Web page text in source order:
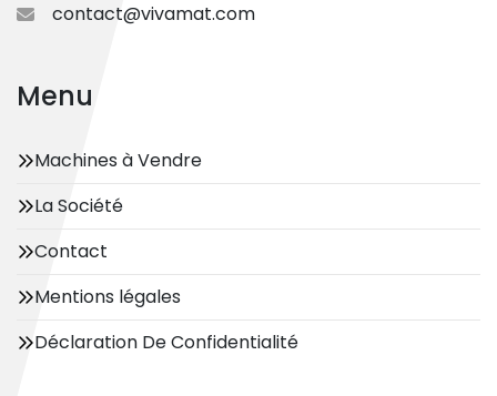
contact@vivamat.com
Menu
Machines à Vendre
La Société
Contact
Mentions légales
Déclaration De Confidentialité